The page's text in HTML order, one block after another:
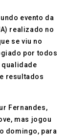
evento da
realizado no
se viu no
por todos
qualidade
resultados
Fernandes,
mas jogou
domingo, para